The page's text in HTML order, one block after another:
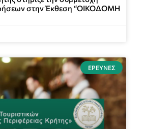
στην Έκθεση “ΟΙΚΟΔΟΜΗ
ΈΡΕΥΝΕΣ